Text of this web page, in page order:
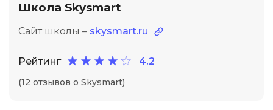
Школа Skysmart
Сайт школы – skysmart.ru
Рейтинг 4.2
(12 отзывов о Skysmart)